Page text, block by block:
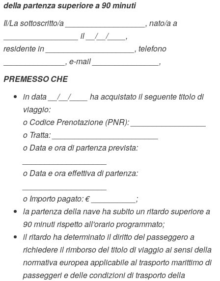
della partenza superiore a 90 minuti
Il/La sottoscritto/a __________________, nato/a a
_________________ il __/__/____,
residente in ____________________, telefono
______________, e-mail _______________,
PREMESSO CHE
in data __/__/____ ha acquistato il seguente titolo di
viaggio:
o Codice Prenotazione (PNR): _________________
o Tratta: ________________________
o Data e ora di partenza prevista:
o Data e ora effettiva di partenza:
o Importo pagato: € __________;
la partenza della nave ha subito un ritardo superiore a
90 minuti rispetto all'orario programmato;
il ritardo ha determinato il diritto del passeggero a
richiedere il rimborso del titolo di viaggio ai sensi della
normativa europea applicabile al trasporto marittimo di
passeggeri e delle condizioni di trasporto della